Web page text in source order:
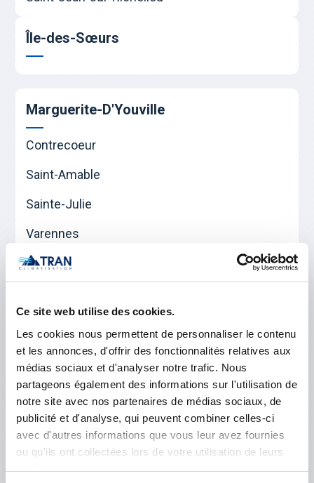
Ce site web utilise des cookies.
Les cookies nous permettent de personnaliser le contenu
et les annonces, d'offrir des fonctionnalités relatives aux
médias sociaux et d'analyser notre trafic. Nous
partageons également des informations sur l'utilisation de
notre site avec nos partenaires de médias sociaux, de
publicité et d'analyse, qui peuvent combiner celles-ci
avec d'autres informations que vous leur avez fournies
ou qu'ils ont collectées lors de votre utilisation de leurs
services.
Île-des-Sœurs
Marguerite-D'Youville
Contrecoeur
Saint-Amable
Sainte-Julie
Varennes
Verchères
Les Maskoutains
Saint-Hyacinthe
Saint-Pie
La Vallée-du-Richelieu
Beloeil
Carignan